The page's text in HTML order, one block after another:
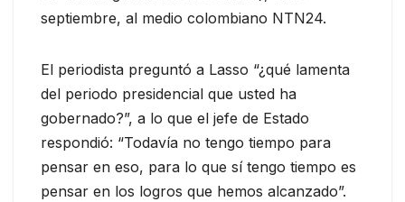
septiembre, al medio colombiano NTN24.
El periodista preguntó a Lasso “¿qué lamenta
del periodo presidencial que usted ha
gobernado?”, a lo que el jefe de Estado
respondió: “Todavía no tengo tiempo para
pensar en eso, para lo que sí tengo tiempo es
pensar en los logros que hemos alcanzado”.